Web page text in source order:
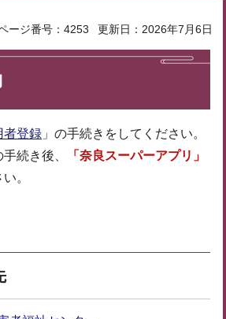
ージ番号：4253 更新日：2026年7月6日
者登録 」の手続きをしてください。
続き後、
「奈良スーパーアプリ」
。